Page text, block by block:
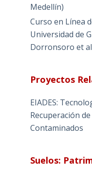
Medellín)
Curso en Línea
Universidad de
Dorronsoro et
Proyectos
EIADES:
Recuperación
Contaminados
Suelos: